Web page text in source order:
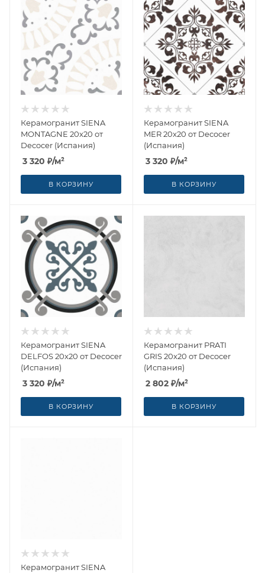
Керамогранит SIENA
MONTAGNE 20x20 от
Decocer (Испания)
3 320 ₽/м²
В КОРЗИНУ
Керамогранит SIENA
MER 20x20 от Decocer
(Испания)
3 320 ₽/м²
В КОРЗИНУ
Керамогранит SIENA
DELFOS 20x20 от Decocer
(Испания)
3 320 ₽/м²
В КОРЗИНУ
Керамогранит PRATI
GRIS 20x20 от Decocer
(Испания)
2 802 ₽/м²
В КОРЗИНУ
Керамогранит SIENA